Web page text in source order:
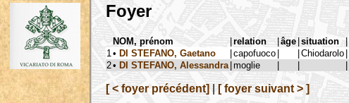
Foyer
NOM, prénom |relation |âge |situation |
1 • DI STEFANO, Gaetano |capofuoco | |Chiodarolo |
2• DI STEFANO, Alessandra |moglie | | |
[ < foyer précédent] [ foyer suivant > ]